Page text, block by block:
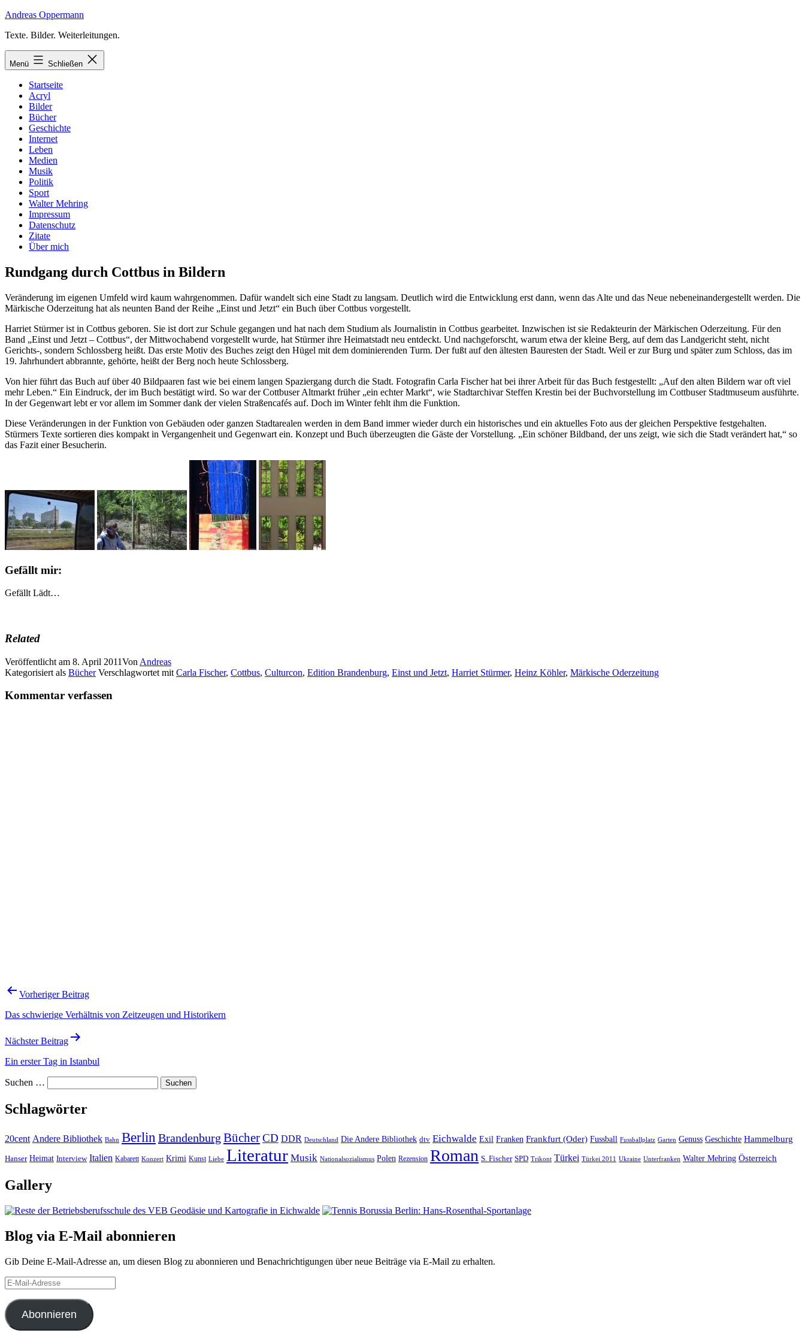
Zum
springen
Andreas Oppermann
Texte. Bilder. Weiterleitungen.
Menü Schließen
Startseite
Acryl
Bilder
Bücher
Geschichte
Internet
Leben
Medien
Musik
Politik
Sport
Walter Mehring
Impressum
Datenschutz
Zitate
Über mich
Rundgang durch Cottbus in Bildern
Veränderung im eigenen Umfeld wird kaum wahrgenommen. Dafür wandelt sich eine Stadt zu langsam. Deutlich wird die Entwicklung erst dann, wenn das Alte und das Neue nebeneinandergestellt werden. Die
Märkische Oderzeitung hat als neunten Band der Reihe „Einst und Jetzt“ ein Buch über Cottbus vorgestellt.
Harriet Stürmer ist in Cottbus geboren. Sie ist dort zur Schule gegangen und hat nach dem Studium als Journalistin in Cottbus gearbeitet. Inzwischen ist sie Redakteurin der Märkischen Oderzeitung. Für den
Band „Einst und Jetzt – Cottbus“, der Mittwochabend vorgestellt wurde, hat Stürmer ihre Heimatstadt neu entdeckt. Und nachgeforscht, warum etwa der kleine Berg, auf dem das Landgericht steht, nicht
Gerichts-, sondern Schlossberg heißt. Das erste Motiv des Buches zeigt den Hügel mit dem dominierenden Turm. Der fußt auf den ältesten Bauresten der Stadt. Weil er zur Burg und später zum Schloss, das im
19. Jahrhundert abbrannte, gehörte, heißt der Berg noch heute Schlossberg.
Von hier führt das Buch auf über 40 Bildpaaren fast wie bei einem langen Spaziergang durch die Stadt. Fotografin Carla Fischer hat bei ihrer Arbeit für das Buch festgestellt: „Auf den alten Bildern war oft viel
mehr Leben.“ Ein Eindruck, der im Buch bestätigt wird. So war der Cottbuser Altmarkt früher „ein echter Markt“, wie Stadtarchivar Steffen Krestin bei der Buchvorstellung im Cottbuser Stadtmuseum ausführte.
In der Gegenwart lebt er vor allem im Sommer dank der vielen Straßencafés auf. Doch im Winter fehlt ihm die Funktion.
Diese Veränderungen in der Funktion von Gebäuden oder ganzen Stadtarealen werden in dem Band immer wieder durch ein historisches und ein aktuelles Foto aus der gleichen Perspektive festgehalten.
Stürmers Texte sortieren dies kompakt in Vergangenheit und Gegenwart ein. Konzept und Buch überzeugten die Gäste der Vorstellung. „Ein schöner Bildband, der uns zeigt, wie sich die Stadt verändert hat,“ so
das Fazit einer Besucherin.
Gefällt mir:
Gefällt Lädt…
Related
Veröffentlicht am 8. April 2011Von Andreas
Kategorisiert als Bücher Verschlagwortet mit Carla Fischer, Cottbus, Culturcon, Edition Brandenburg, Einst und Jetzt, Harriet Stürmer, Heinz Köhler, Märkische Oderzeitung
Kommentar verfassen
Beitragsnavigation
Vorheriger Beitrag
Das schwierige Verhältnis von Zeitzeugen und Historikern
Nächster Beitrag
Ein erster Tag in Istanbul
Suchen …
Schlagwörter
20cent Andere Bibliothek Bahn Berlin Brandenburg BücherCD DDR Deutschland Die Andere Bibliothek dtv Eichwalde Exil Franken Frankfurt (Oder) Fussball Fussballplatz Garten Genuss Geschichte Hammelburg
Hanser Heimat Interview Italien Kabarett Konzert Krimi Kunst Liebe Literatur Musik Nationalsozialismus Polen Rezension Roman S. Fischer SPD Trikont Türkei Türkei 2011 Ukraine Unterfranken Walter Mehring Österreich
Gallery
Blog via E-Mail abonnieren
Gib Deine E-Mail-Adresse an, um diesen Blog zu abonnieren und Benachrichtigungen über neue Beiträge via E-Mail zu erhalten.
E-
Mail-
Adresse
Abonnieren